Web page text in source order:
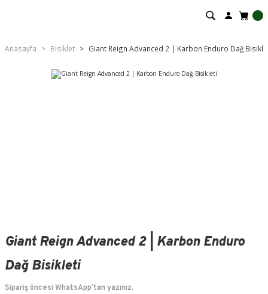
Anasayfa Bisiklet Giant Reign Advanced 2 | Karbon Enduro Dağ
Giant Reign Advanced 2 | Karbon Enduro
Dağ Bisikleti
Sipariş öncesi WhatsApp'tan yazınız.